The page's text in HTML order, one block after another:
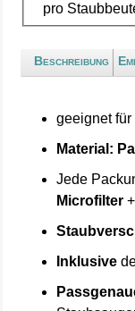
pro
Beschreibung
geeignet
Material:
Jede
Microfilter +
Inklusive